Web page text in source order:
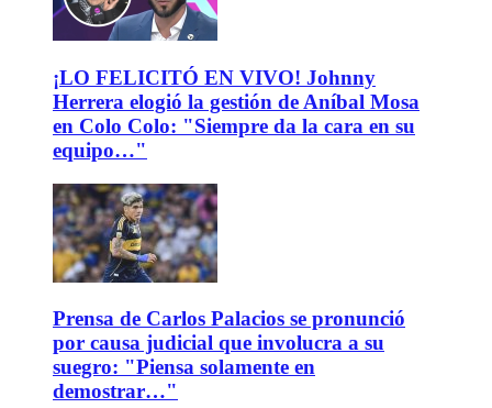
¡LO FELICITÓ EN VIVO! Johnny
Herrera elogió la gestión de Aníbal Mosa
en Colo Colo: "Siempre da la cara en su
equipo…"
Prensa de Carlos Palacios se pronunció
por causa judicial que involucra a su
suegro: "Piensa solamente en
demostrar…"